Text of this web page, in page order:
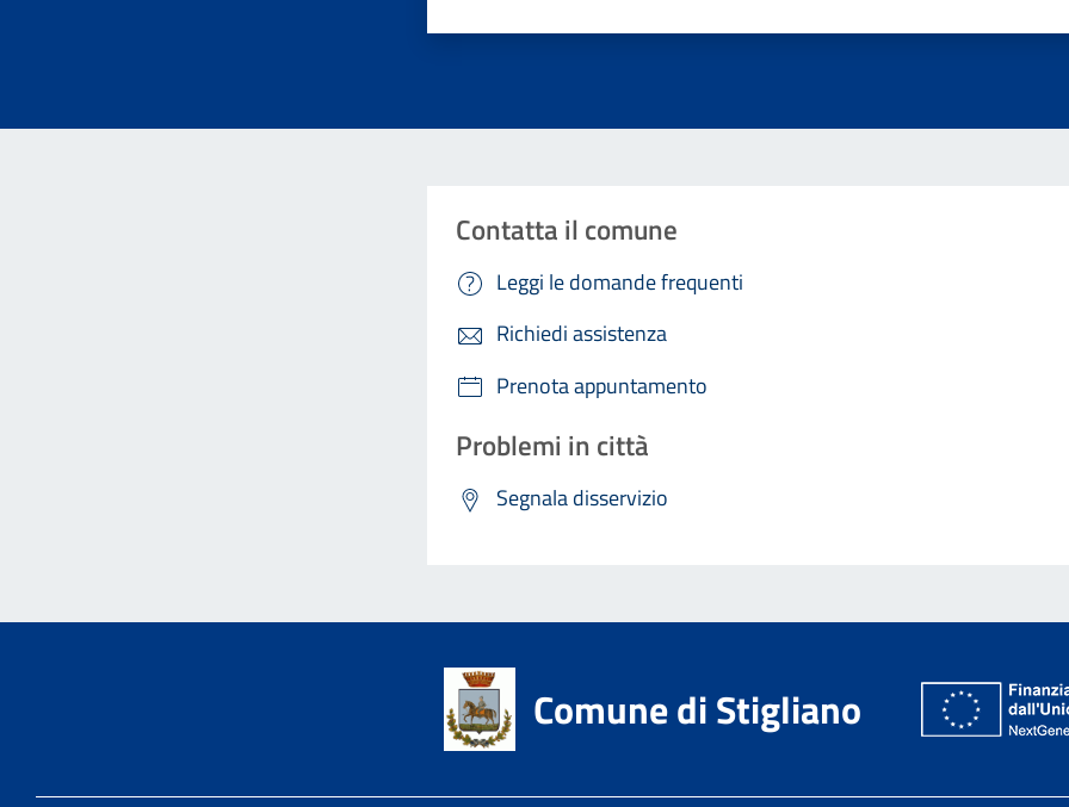
Contatta il comune
Leggi le domande frequenti
Richiedi assistenza
Prenota appuntamento
Problemi in città
Segnala disservizio
Comune di Stigliano